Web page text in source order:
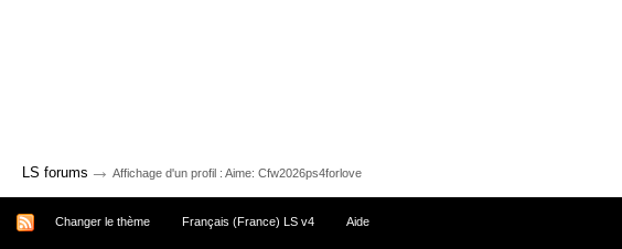
LS forums → Affichage d'un profil : Aime: Cfw2026ps4forlove
Changer le thème Français (France) LS v4 Aide